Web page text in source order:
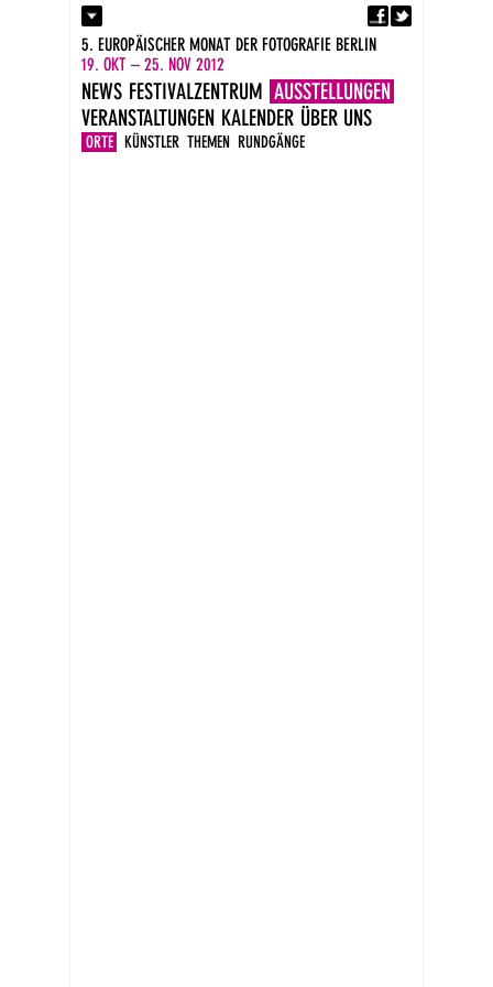
Kontakt
Presse
Impressum
DE
EN
5. EUROPÄISCHER MONAT DER FOTOGRAFIE BERLIN
19. OKT – 25. NOV 2012
NEWS FESTIVALZENTRUM AUSSTELLUNGEN
ORTE KÜNSTLER THEMEN RUNDGÄNGE
VERANSTALTUNGEN KALENDER ÜBER UNS